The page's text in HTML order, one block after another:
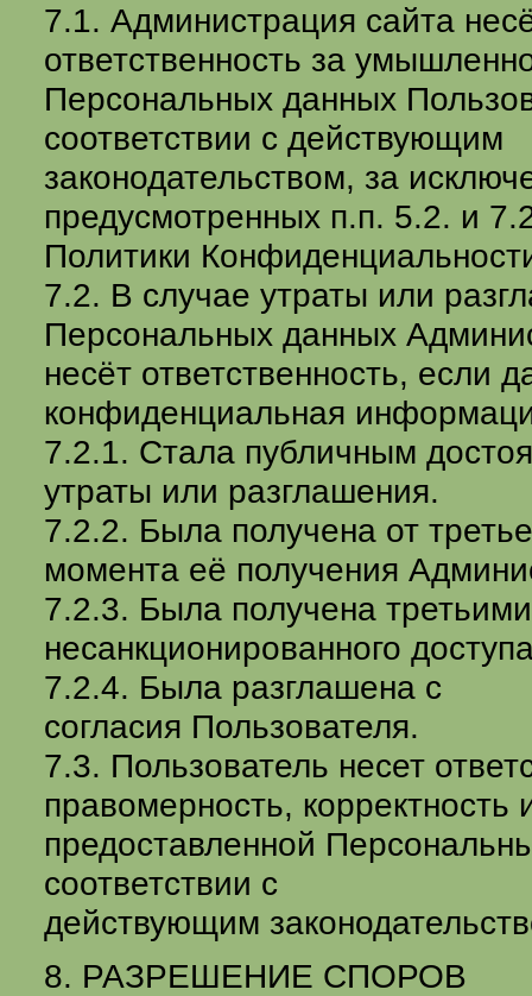
7.1. Администрация сайта
ответственность за
Персональных данных
соответствии с действующим
законодательством, за
предусмотренных п.п. 5.2. и
Политики
7.2. В случае утраты или
Персональных данных
несёт ответственность, если
конфиденциальная
7.2.1. Стала публичным
утраты или разглашения.
7.2.2. Была получена от
момента её получения
7.2.3. Была получена
несанкционированного
7.2.4. Была разглашена с
согласия Пользователя.
7.3. Пользователь несет
правомерность, корректность
предоставленной
соответствии с
действующим
8. РАЗРЕШЕНИЕ СПОРОВ